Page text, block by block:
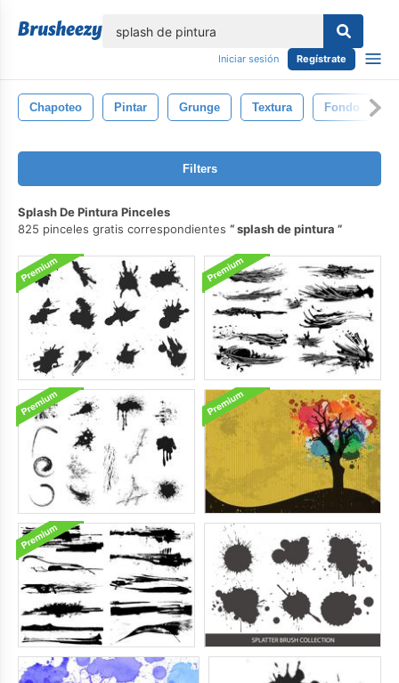
Iniciar sesión Regístrate
Chapoteo Pintar Grunge Textura Fondo
Filters
Splash De Pintura Pinceles
825 pinceles gratis correspondientes
splash de pintura